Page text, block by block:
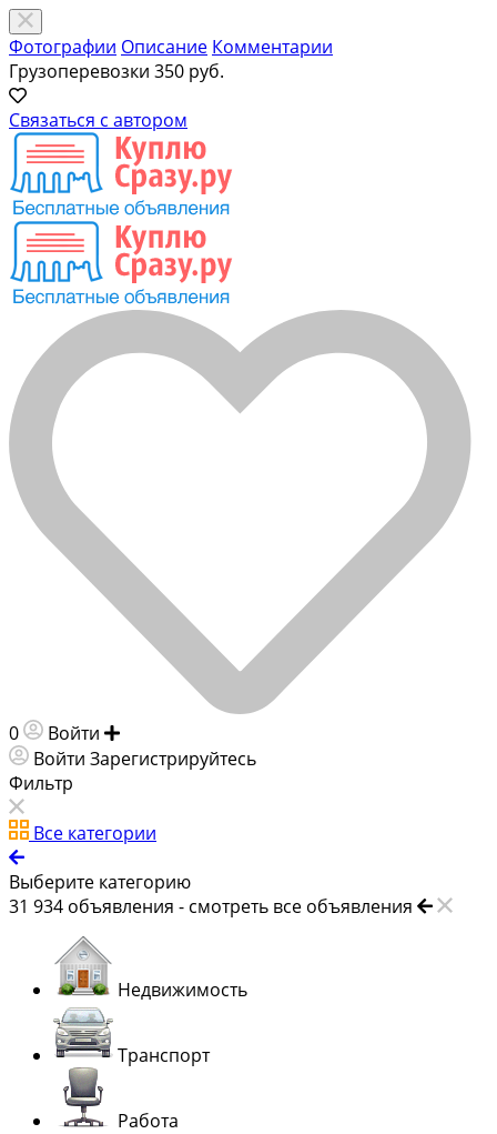
Фотографии Описание Комментарии
Грузоперевозки 350 руб.
Связаться с автором
0 Войти
Войти Зарегистрируйтесь
Фильтр
Все категории
Выберите категорию
31 934 объявления - смотреть все объявления
Недвижимость
Транспорт
Работа